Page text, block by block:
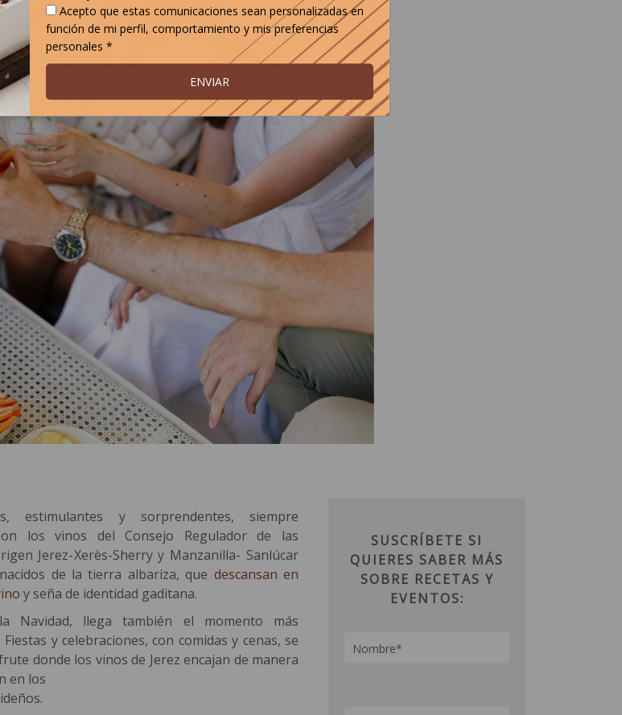
estimulantes y sorprendentes, siempre
los vinos del Consejo Regulador de las
Jerez-Xerès-Sherry y Manzanilla- Sanlúcar
de la tierra albariza, que descansan en
y seña de identidad gaditana.
Navidad, llega también el momento más
y celebraciones, con comidas y cenas, se
donde los vinos de Jerez encajan de manera
en los
SUSCRÍBETE SI
QUIERES SABER MÁS
SOBRE RECETAS Y
EVENTOS:
Acepto que estas comunicaciones sean personalizadas en
función de mi perfil, comportamiento y mis preferencias
personales *
ENVIAR